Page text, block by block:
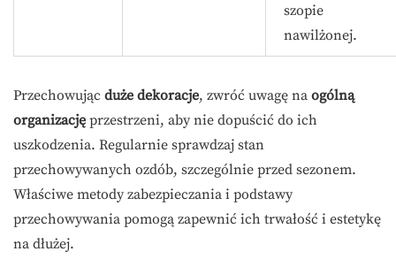
szopie
nawilżonej.
Przechowując duże dekoracje, zwróć uwagę na ogólną
organizację przestrzeni, aby nie dopuścić do ich
uszkodzenia. Regularnie sprawdzaj stan
przechowywanych ozdób, szczególnie przed sezonem.
Właściwe metody zabezpieczania i podstawy
przechowywania pomogą zapewnić ich trwałość i estetykę
na dłużej.